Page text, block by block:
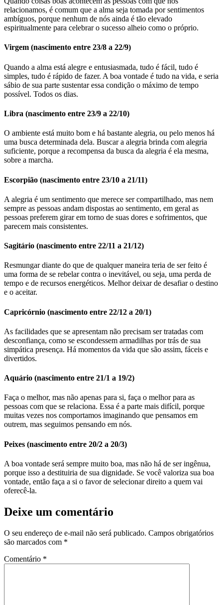
relacionamos, é comum que a alma seja tomada por sentimentos
ambíguos, porque nenhum de nós ainda é tão elevado
espiritualmente para celebrar o sucesso alheio como o próprio.
Virgem (nascimento entre 23/8 a 22/9)
Quando a alma está alegre e entusiasmada, tudo é fácil, tudo é
simples, tudo é rápido de fazer. A boa vontade é tudo na vida, e seria
sábio de sua parte sustentar essa condição o máximo de tempo
possível. Todos os dias.
Libra (nascimento entre 23/9 a 22/10)
O ambiente está muito bom e há bastante alegria, ou pelo menos há
uma busca determinada dela. Buscar a alegria brinda com alegria
suficiente, porque a recompensa da busca da alegria é ela mesma,
sobre a marcha.
Escorpião (nascimento entre 23/10 a 21/11)
A alegria é um sentimento que merece ser compartilhado, mas nem
sempre as pessoas andam dispostas ao sentimento, em geral as
pessoas preferem girar em torno de suas dores e sofrimentos, que
parecem mais consistentes.
Sagitário (nascimento entre 22/11 a 21/12)
Resmungar diante do que de qualquer maneira teria de ser feito é
uma forma de se rebelar contra o inevitável, ou seja, uma perda de
tempo e de recursos energéticos. Melhor deixar de desafiar o destino
e o aceitar.
Capricórnio (nascimento entre 22/12 a 20/1)
As facilidades que se apresentam não precisam ser tratadas com
desconfiança, como se escondessem armadilhas por trás de sua
simpática presença. Há momentos da vida que são assim, fáceis e
divertidos.
Aquário (nascimento entre 21/1 a 19/2)
Faça o melhor, mas não apenas para si, faça o melhor para as
pessoas com que se relaciona. Essa é a parte mais difícil, porque
muitas vezes nos comportamos imaginando que pensamos em
outrem, mas seguimos pensando em nós.
Peixes (nascimento entre 20/2 a 20/3)
A boa vontade será sempre muito boa, mas não há de ser ingênua,
porque isso a destituiria de sua dignidade. Se você valoriza sua boa
vontade, então faça a si o favor de selecionar direito a quem vai
oferecê-la.
Deixe um comentário
O seu endereço de e-mail não será publicado. Campos obrigatórios
são marcados com *
Comentário *